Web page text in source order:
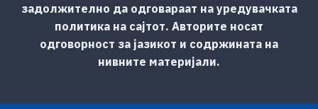
задолжително да одговараат на уредувачката
политика на сајтот. Авторите носат
одговорност за јазикот и содржината на
нивните материјали.